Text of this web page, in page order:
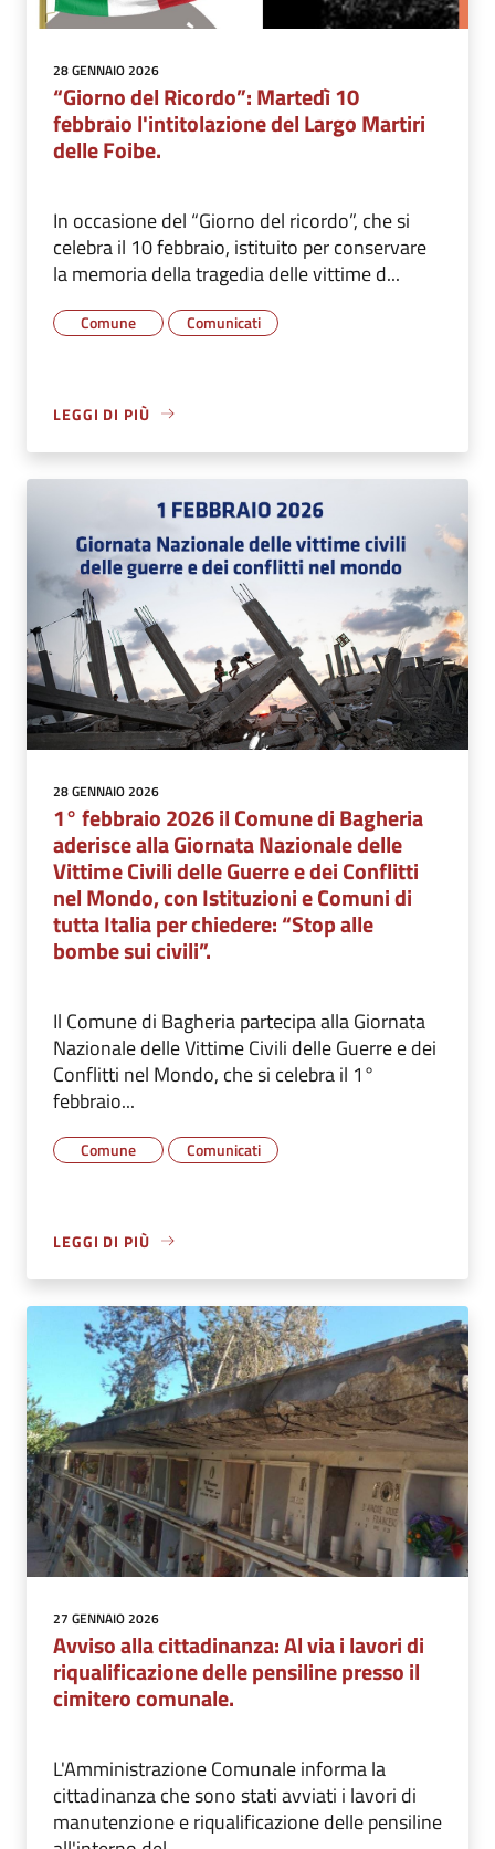
28 GENNAIO 2026
“Giorno del Ricordo”: Martedì 10
febbraio l'intitolazione del Largo Martiri
delle Foibe.
In occasione del “Giorno del ricordo”, che si
celebra il 10 febbraio, istituito per conservare
la memoria della tragedia delle vittime d...
Comune Comunicati
LEGGI DI PIÙ
28 GENNAIO 2026
1° febbraio 2026 il Comune di Bagheria
aderisce alla Giornata Nazionale delle
Vittime Civili delle Guerre e dei Conflitti
nel Mondo, con Istituzioni e Comuni di
tutta Italia per chiedere: “Stop alle
bombe sui civili”.
Il Comune di Bagheria partecipa alla Giornata
Nazionale delle Vittime Civili delle Guerre e dei
Conflitti nel Mondo, che si celebra il 1°
febbraio...
Comune Comunicati
LEGGI DI PIÙ
27 GENNAIO 2026
Avviso alla cittadinanza: Al via i lavori di
riqualificazione delle pensiline presso il
cimitero comunale.
L'Amministrazione Comunale informa la
cittadinanza che sono stati avviati i lavori di
manutenzione e riqualificazione delle pensiline